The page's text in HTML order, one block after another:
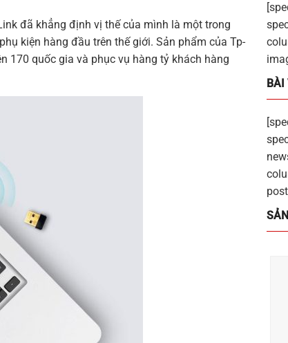
đã khẳng định vị thế của mình là một trong
kiện hàng đầu trên thế giới. Sản phẩm của Tp-
170 quốc gia và phục vụ hàng tỷ khách hàng
BÀI